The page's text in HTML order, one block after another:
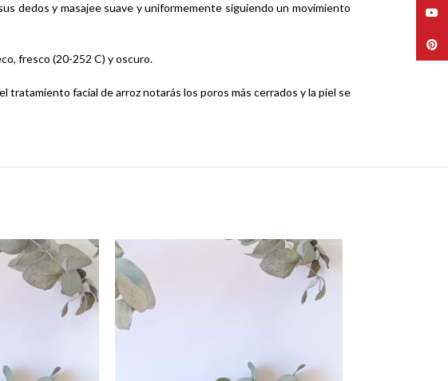
dedos y masajee suave y uniformemente siguiendo un movimiento
fresco (20-252 C) y oscuro.
tratamiento facial de arroz notarás los poros más cerrados y la piel se